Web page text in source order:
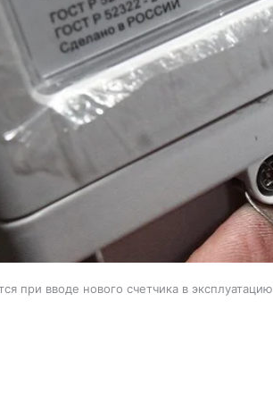
при вводе нового счетчика в эксплуатацию